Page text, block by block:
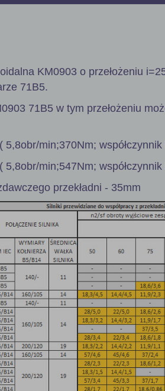
KM0903 o przełożeniu
71B5.
71B5 w tym przełożeniu
5,8obr/min;370Nm;
5,8obr/min;547Nm;
przekładni - 35mm